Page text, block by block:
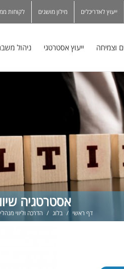
ייעוץ לאדריכלים מילון מושגים לקוחות
וצמיחה ייעוץ אסטרטגי ניהול
אסטרטגיה
דף ראשי / בלוג / הדרכה וליווי